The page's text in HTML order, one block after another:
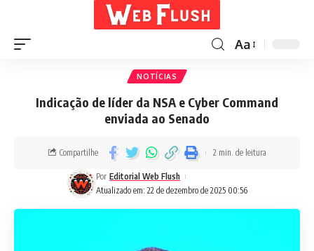
Aa
NOTÍCIAS
Indicação de líder da NSA e Cyber Command
enviada ao Senado
Atualizado em: 22 de dezembro de 2025 00:56
Por Editorial Web Flush
Compartilhe 2 min. de leitura